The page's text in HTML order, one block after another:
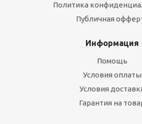
Политика
Публичная
Информация
Помощь
Условия оплаты
Условия
Гарантия на